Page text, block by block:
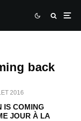
back
2016
IS COMING
JOUR À LA